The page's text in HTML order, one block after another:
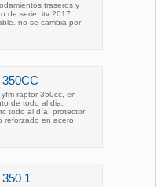
traseros y
de serie. itv 2017.
no se cambia por
raptor 350cc, en
de todo al dia,
todo al día! protector
reforzado en acero
1